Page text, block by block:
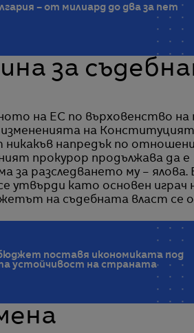
– от милиард до два за пет
за
на ЕС по върховенство
на
напредък по
прокурор продължава да е
за разследването му – ялова.
утвърди като основен играч
на съдебната власт се
поставя икономиката под
устойчивост на страната